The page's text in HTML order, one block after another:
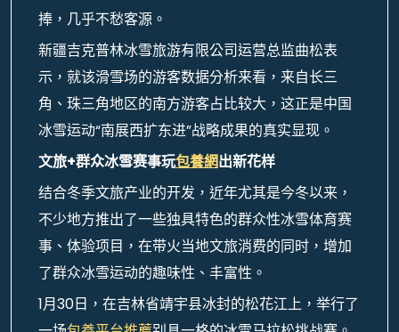
捧，几乎不愁客源。
新疆吉克普林冰雪旅游有限公司运营总监曲松表
示，就该滑雪场的游客数据分析来看，来自长三
角、珠三角地区的南方游客占比较大，这正是中国
冰雪运动“南展西扩东进”战略成果的真实显现。
文旅+群众冰雪赛事玩包養網出新花样
结合冬季文旅产业的开发，近年尤其是今冬以来，
不少地方推出了一些独具特色的群众性冰雪体育赛
事、体验项目，在带火当地文旅消费的同时，增加
了群众冰雪运动的趣味性、丰富性。
1月30日，在吉林省靖宇县冰封的松花江上，举行了